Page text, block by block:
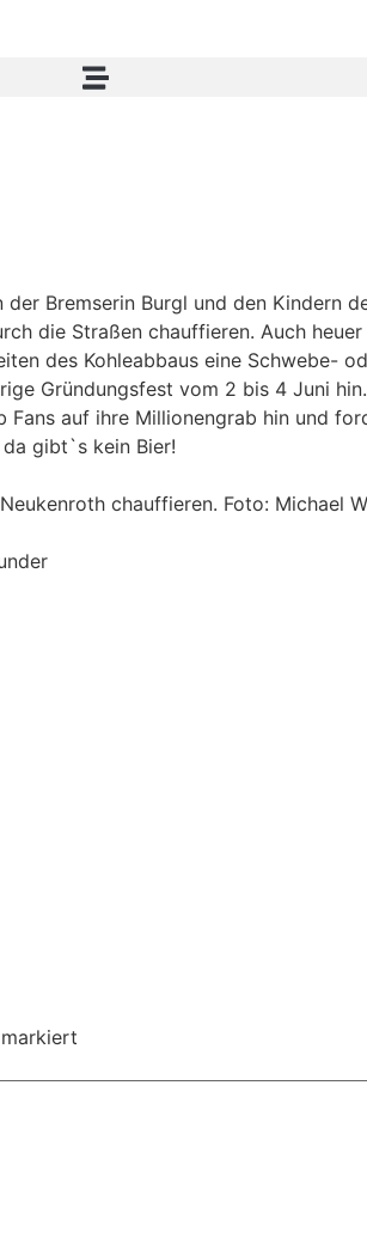
Bremserin Burgl und den Kindern
die Straßen chauffieren. Auch
des Kohleabbaus eine Schwebe-
Gründungsfest vom 2 bis 4 Juni
auf ihre Millionengrab hin und
gibt`s kein Bier!
chauffieren. Foto: Michael
markiert